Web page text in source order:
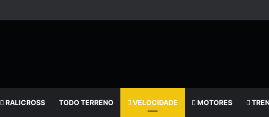
RALICROSS TODO TERRENO VELOCIDADE MOTORES